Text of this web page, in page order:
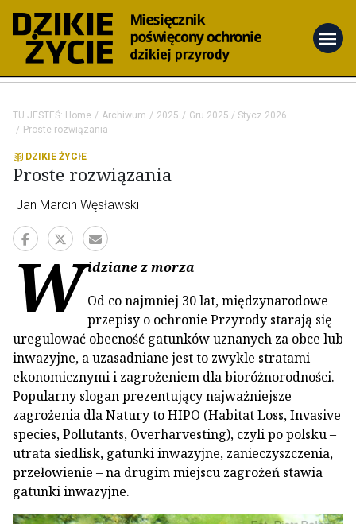
menu
TU JESTEŚ: Home Archiwum 2025
Gru 2025 / Stycz 2026
Proste rozwiązania
DZIKIE ŻYCIE
Proste rozwiązania
Jan Marcin Węsławski
Widziane z morza
Od co najmniej 30 lat, międzynarodowe
przepisy o ochronie Przyrody starają się
uregulować obecność gatunków uznanych za obce lub
inwazyjne, a uzasadniane jest to zwykle stratami
ekonomicznymi i zagrożeniem dla bioróżnorodności.
Popularny slogan prezentujący najważniejsze
zagrożenia dla Natury to HIPO (Habitat Loss, Invasive
species, Pollutants, Overharvesting), czyli po polsku –
utrata siedlisk, gatunki inwazyjne, zanieczyszczenia,
przełowienie – na drugim miejscu zagrożeń stawia
gatunki inwazyjne.